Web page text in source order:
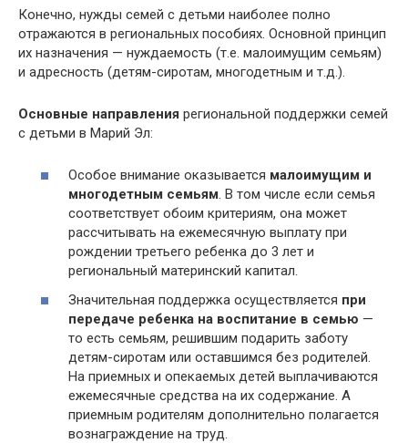
Конечно, нужды семей с детьми наиболее полно
отражаются в региональных пособиях. Основной принцип
их назначения — нуждаемость (т.е. малоимущим семьям)
и адресность (детям-сиротам, многодетным и т.д.).
Основные направления региональной поддержки семей
с детьми в Марий Эл:
Особое внимание оказывается малоимущим и
многодетным семьям. В том числе если семья
соответствует обоим критериям, она может
рассчитывать на ежемесячную выплату при
рождении третьего ребенка до 3 лет и
региональный материнский капитал.
Значительная поддержка осуществляется при
передаче ребенка на воспитание в семью —
то есть семьям, решившим подарить заботу
детям-сиротам или оставшимся без родителей.
На приемных и опекаемых детей выплачиваются
ежемесячные средства на их содержание. А
приемным родителям дополнительно полагается
вознаграждение на труд.